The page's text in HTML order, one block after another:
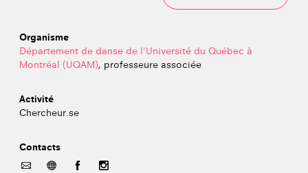
Organisme
Département de danse de l’Université du Québec à
Montréal (UQAM), professeure associée
Activité
Chercheur.se
Contacts